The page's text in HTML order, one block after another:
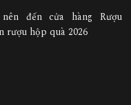
đến cửa hàng Rượu
rượu hộp quà 2026